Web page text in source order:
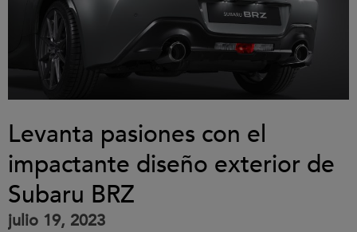
Levanta pasiones con el
impactante diseño exterior de
Subaru BRZ
julio 19, 2023